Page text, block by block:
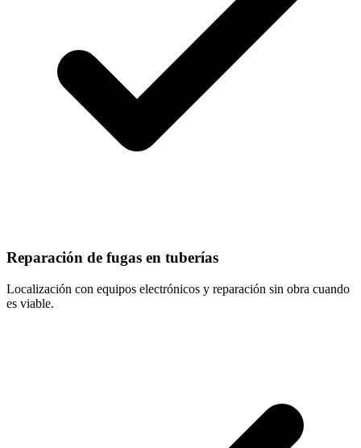
Reparación de fugas en tuberías
Localización con equipos electrónicos y reparación sin obra cuando
es viable.